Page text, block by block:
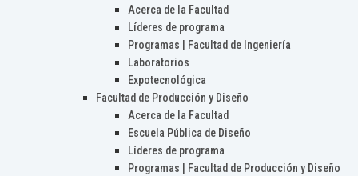
Acerca de la Facultad
Líderes de programa
Programas | Facultad de Ingeniería
Laboratorios
Expotecnológica
Facultad de Producción y Diseño
Acerca de la Facultad
Escuela Pública de Diseño
Líderes de programa
Programas | Facultad de Producción y Diseño